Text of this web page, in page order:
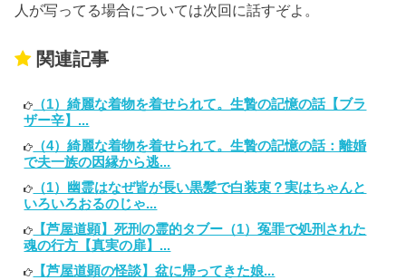
人が写ってる場合については次回に話すぞよ。
関連記事
（1）綺麗な着物を着せられて。生贄の記憶の話【ブラ
ザー辛】...
（4）綺麗な着物を着せられて。生贄の記憶の話：離婚
で夫一族の因縁から逃...
（1）幽霊はなぜ皆が長い黒髪で白装束？実はちゃんと
いろいろおるのじゃ...
【芦屋道顕】死刑の霊的タブー（1）冤罪で処刑された
魂の行方【真実の扉】...
【芦屋道顕の怪談】盆に帰ってきた娘...